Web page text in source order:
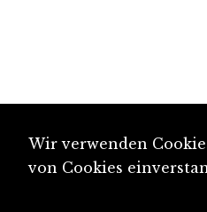
Wir verwenden
von Cookies